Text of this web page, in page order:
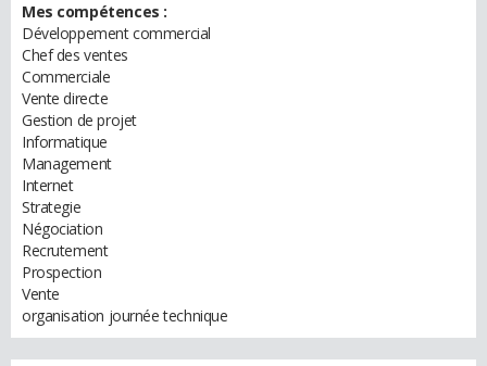
Mes compétences :
Développement commercial
Chef des ventes
Commerciale
Vente directe
Gestion de projet
Informatique
Management
Internet
Strategie
Négociation
Recrutement
Prospection
Vente
organisation journée technique